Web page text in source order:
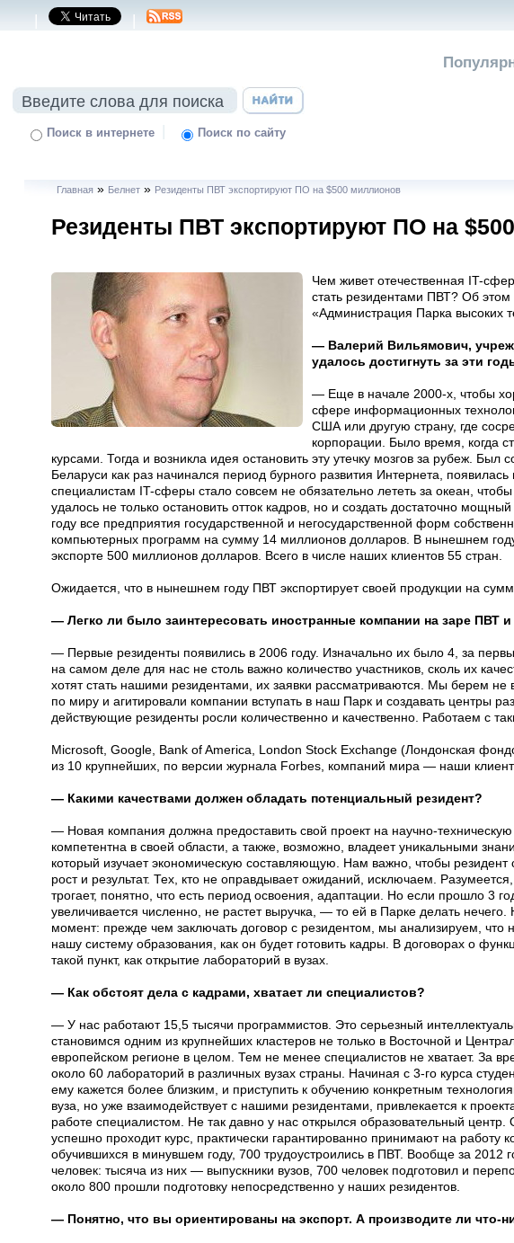
| |
Поиск в интернете | Поиск по сайту
Главная » Белнет» Резиденты ПВТ экспортируют ПО на $500 миллионов
Резиденты ПВТ экспортируют ПО на
Чем живет отечественная IT-
стать резидентами ПВТ? Об
«Администрация Парка высоких
— Валерий Вильямович,
удалось достигнуть за эти
— Еще в начале 2000-х, чтобы
сфере информационных
США или другую страну, где
корпорации. Было время, когда
курсами. Тогда и возникла идея остановить эту утечку мозгов за рубеж. Был
Беларуси как раз начинался период бурного развития Интернета,
специалистам IT-сферы стало совсем не обязательно лететь за океан,
удалось не только остановить отток кадров, но и создать достаточно
году все предприятия государственной и негосударственной форм
компьютерных программ на сумму 14 миллионов долларов. В нынешнем
экспорте 500 миллионов долларов. Всего в числе наших клиентов 55 стран.
Ожидается, что в нынешнем году ПВТ экспортирует своей продукции на
— Легко ли было заинтересовать иностранные компании на заре ПВТ и
— Первые резиденты появились в 2006 году. Изначально их было 4, за
на самом деле для нас не столь важно количество участников, сколь их
хотят стать нашими резидентами, их заявки рассматриваются. Мы берем
по миру и агитировали компании вступать в наш Парк и создавать центры
действующие резиденты росли количественно и качественно. Работаем с
Microsoft, Google, Bank of America, London Stock Exchange (Лондонская
из 10 крупнейших, по версии журнала Forbes, компаний мира — наши
— Какими качествами должен обладать потенциальный резидент?
— Новая компания должна предоставить свой проект на научно-техническую
компетентна в своей области, а также, возможно, владеет уникальными
который изучает экономическую составляющую. Нам важно, чтобы резидент
рост и результат. Тех, кто не оправдывает ожиданий, исключаем.
трогает, понятно, что есть период освоения, адаптации. Но если прошло 3
увеличивается численно, не растет выручка, — то ей в Парке делать
момент: прежде чем заключать договор с резидентом, мы анализируем, что
нашу систему образования, как он будет готовить кадры. В договорах о
такой пункт, как открытие лабораторий в вузах.
— Как обстоят дела с кадрами, хватает ли специалистов?
— У нас работают 15,5 тысячи программистов. Это серьезный
становимся одним из крупнейших кластеров не только в Восточной и
европейском регионе в целом. Тем не менее специалистов не хватает. За
около 60 лабораторий в различных вузах страны. Начиная с 3-го курса
ему кажется более близким, и приступить к обучению конкретным
вуза, но уже взаимодействует с нашими резидентами, привлекается к
работе специалистом. Не так давно у нас открылся образовательный
успешно проходит курс, практически гарантированно принимают на работу
обучившихся в минувшем году, 700 трудоустроились в ПВТ. Вообще за 2012
человек: тысяча из них — выпускники вузов, 700 человек подготовил и
около 800 прошли подготовку непосредственно у наших резидентов.
— Понятно, что вы ориентированы на экспорт. А производите ли что-